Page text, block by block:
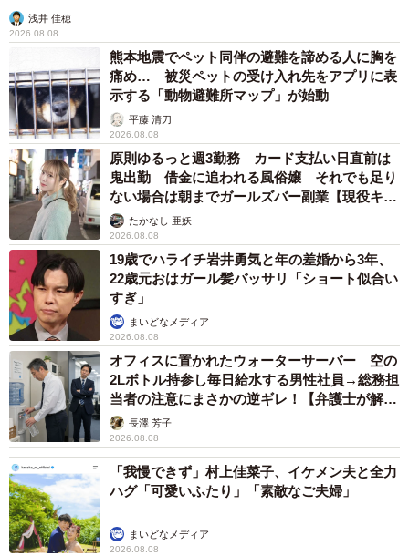
す。
5/11
めげない口裂け女（まがみさん提供）
サラリーマンは戸惑いながら「今の時代、容姿について触
れるのはNGなとこあるじゃないですか？」という言葉から
始まり、職場で失敗した出来事などを延々と語り始めま
す。これに対して女性は反応することなく、もう1度「わた
し……きれい？」と質問を繰り返しました。
浅井 佳穂
2026.08.08
熊本地震でペット同伴の避難を諦める人に胸を
痛め… 被災ペットの受け入れ先をアプリに表
示する「動物避難所マップ」が始動
平藤 清刀
2026.08.08
原則ゆるっと週3勤務 カード支払い日直前は
鬼出勤 借金に追われる風俗嬢 それでも足り
ない場合は朝までガールズバー副業【現役キャ
ストに取材】
たかなし 亜妖
2026.08.08
19歳でハライチ岩井勇気と年の差婚から3年、
22歳元おはガール髪バッサリ「ショート似合い
すぎ」
まいどなメディア
2026.08.08
オフィスに置かれたウォーターサーバー 空の
2Lボトル持参し毎日給水する男性社員→総務担
当者の注意にまさかの逆ギレ！【弁護士が解
説】長澤 芳子
2026.08.08
「我慢できず」村上佳菜子、イケメン夫と全力
ハグ「可愛いふたり」「素敵なご夫婦」
まいどなメディア
2026.08.08